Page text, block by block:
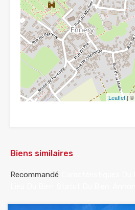
Leaflet| ©
Biens similaires
Recommandé